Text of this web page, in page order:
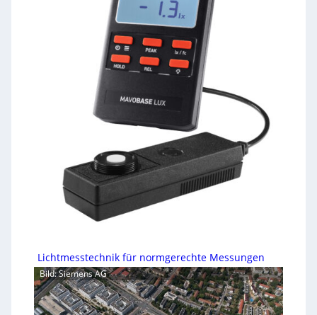
Lichtmesstechnik für normgerechte Messungen
Bild: Siemens AG